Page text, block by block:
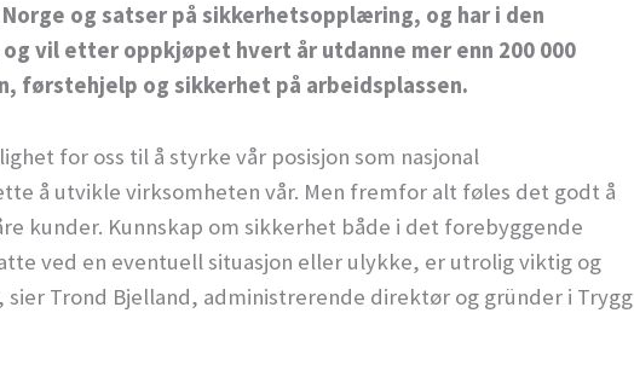
og satser på sikkerhetsopplæring, og har i den
vil etter oppkjøpet hvert år utdanne mer enn 200 000
førstehjelp og sikkerhet på arbeidsplassen.
for oss til å styrke vår posisjon som nasjonal
å utvikle virksomheten vår. Men fremfor alt føles det godt å
kunder. Kunnskap om sikkerhet både i det forebyggende
ved en eventuell situasjon eller ulykke, er utrolig viktig og
Trond Bjelland, administrerende direktør og gründer i Trygg